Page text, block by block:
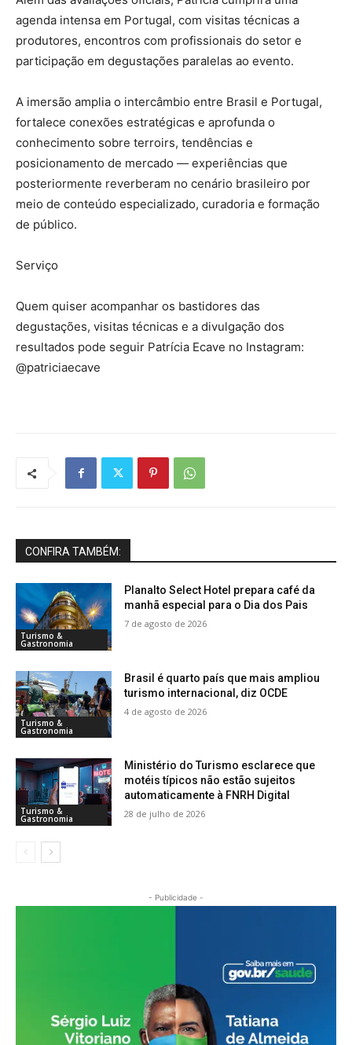
agenda intensa em Portugal, com visitas técnicas a
produtores, encontros com profissionais do setor e
participação em degustações paralelas ao evento.
A imersão amplia o intercâmbio entre Brasil e Portugal,
fortalece conexões estratégicas e aprofunda o
conhecimento sobre terroirs, tendências e
posicionamento de mercado — experiências que
posteriormente reverberam no cenário brasileiro por
meio de conteúdo especializado, curadoria e formação
de público.
Serviço
Quem quiser acompanhar os bastidores das
degustações, visitas técnicas e a divulgação dos
resultados pode seguir Patrícia Ecave no Instagram:
@patriciaecave
CONFIRA TAMBÉM:
Turismo &
Gastronomia
Planalto Select Hotel prepara café da
manhã especial para o Dia dos Pais
7 de agosto de 2026
Turismo &
Gastronomia
Brasil é quarto país que mais ampliou
turismo internacional, diz OCDE
4 de agosto de 2026
Turismo &
Gastronomia
Ministério do Turismo esclarece que
motéis típicos não estão sujeitos
automaticamente à FNRH Digital
28 de julho de 2026
- Publicidade -